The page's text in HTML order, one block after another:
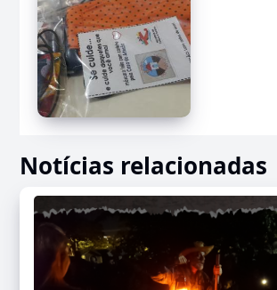
Notícias relacionadas